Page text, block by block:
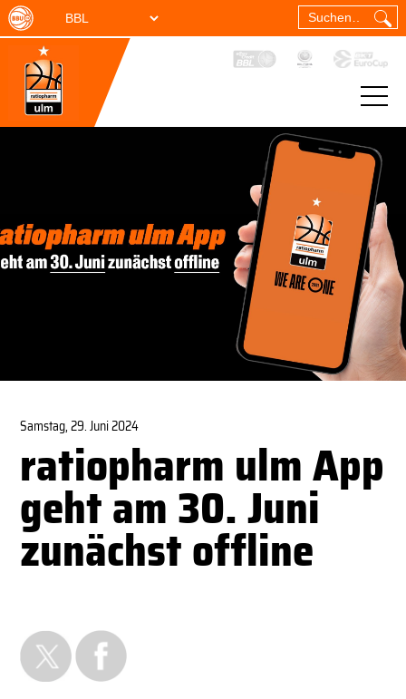
Samstag, 29. Juni 2024
ratiopharm ulm App
geht am 30. Juni
zunächst offline